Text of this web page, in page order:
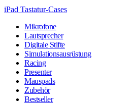
iPad Tastatur-Cases
Mikrofone
Lautsprecher
Digitale Stifte
Simulationsausrüstung
Racing
Presenter
Mauspads
Zubehör
Bestseller